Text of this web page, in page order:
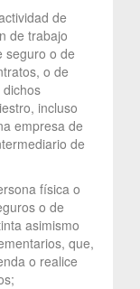
de
de trabajo
seguro o de
o de
incluso
empresa de
de
física o
o de
asimismo
que,
o realice